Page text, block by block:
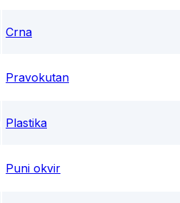
Crna
Pravokutan
Plastika
Puni okvir